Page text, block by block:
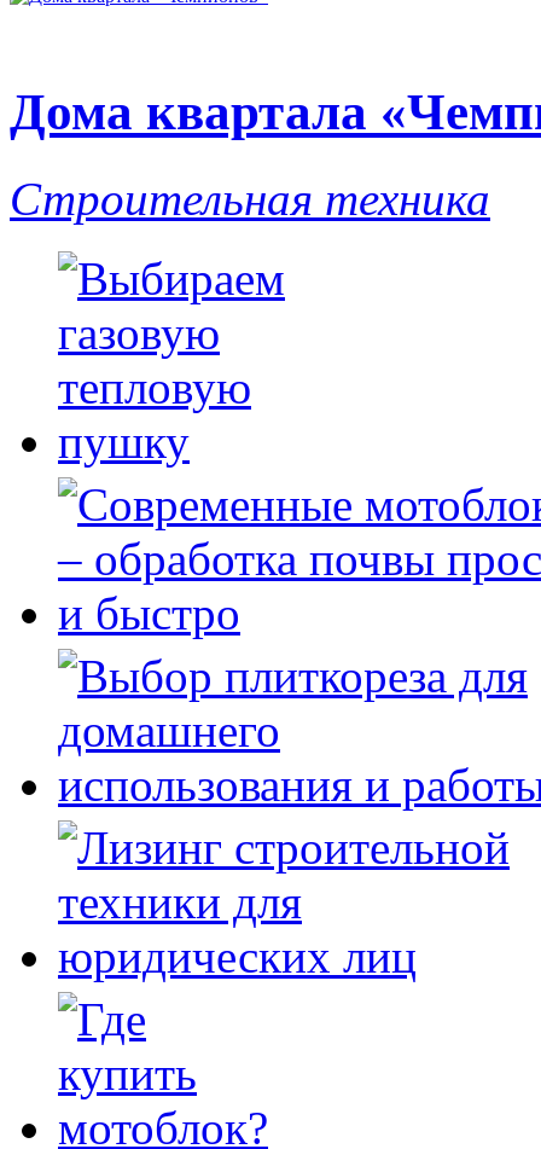
Дома квартала
Строительная техника